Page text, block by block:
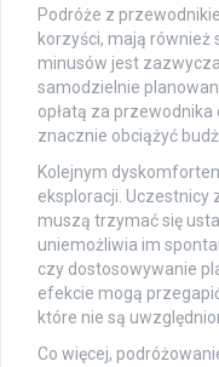
Podróże z
korzyści, mają również
minusów jest
samodzielnie
opłatą za
znacznie obciążyć
Kolejnym
eksploracji.
muszą trzymać się
uniemożliwia im
czy dostosowywanie
efekcie mogą
które nie są
Co więcej,